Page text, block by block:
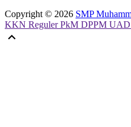
Copyright © 2026 SMP
KKN Reguler PkM DPPM UAD